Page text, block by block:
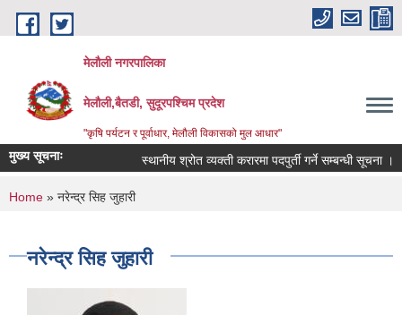
Skip to main content
मेलौली नगरपालिका
मेलौली,बैतडी, सुदूरपश्‍चिम प्रदेश
"कृषि पर्यटन र पूर्वाधार, मेलौली विकासको मुल आधार"
मुख्य सूचनाः स्थानीय श्रोत व्यक्ती करारमा पदपुर्ती गर्ने सम्बन्धी सूचना ।
You are here
Home » नरेन्द्र सिह जुहारी
नरेन्द्र सिह जुहारी